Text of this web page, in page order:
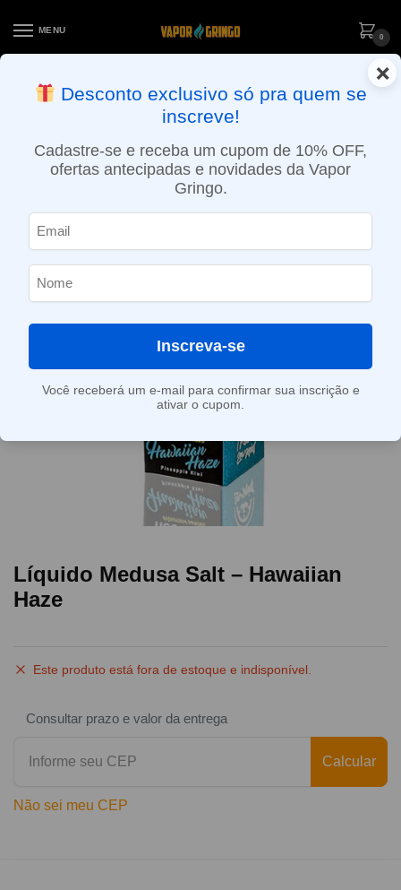
MENU
0
ENTREGA NO MESMO DIA EM SÃO PAULO (SEG A SEX): PEDIDOS
APROVADOS ATÉ 15:30 VIA MOTOBOY
Líquido Medusa Salt – Hawaiian
Haze
Este produto está fora de estoque e indisponível.
Consultar prazo e valor da entrega
Calcular
Não sei meu CEP
×
Desconto exclusivo só pra quem se
inscreve!
Cadastre-se e receba um cupom de 10% OFF,
ofertas antecipadas e novidades da Vapor
Gringo.
Inscreva-se
Você receberá um e-mail para confirmar sua inscrição e
ativar o cupom.